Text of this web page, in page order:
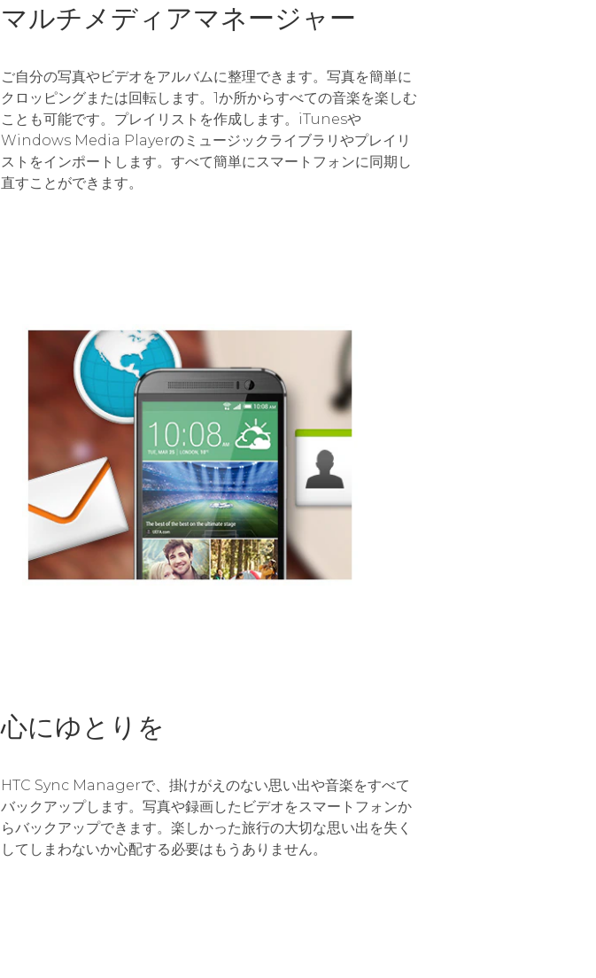
マルチメディアマネージャー
ご自分の写真やビデオをアルバムに整理できます。写真を簡単に
クロッピングまたは回転します。1か所からすべての音楽を楽しむ
ことも可能です。プレイリストを作成します。iTunesや
Windows Media Playerのミュージックライブラリやプレイリ
ストをインポートします。すべて簡単にスマートフォンに同期し
直すことができます。
心にゆとりを
HTC Sync Managerで、掛けがえのない思い出や音楽をすべて
バックアップします。写真や録画したビデオをスマートフォンか
らバックアップできます。楽しかった旅行の大切な思い出を失く
してしまわないか心配する必要はもうありません。